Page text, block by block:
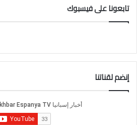
تابعونا على فيسبوك
إنضم لقناتنا